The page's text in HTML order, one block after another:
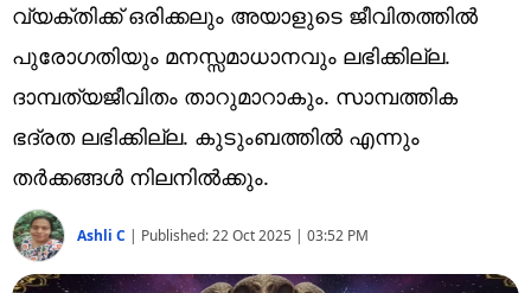
Technology
Religion
Web Story
Photo
Short Videos
വ്യക്തിക്ക് ഒരിക്കലും അയാളുടെ ജീവിതത്തിൽ
പുരോഗതിയും മനസ്സമാധാനവും ലഭിക്കില്ല.
ദാമ്പത്യജീവിതം താറുമാറാകും. സാമ്പത്തിക
ഭദ്രത ലഭിക്കില്ല. കുടുംബത്തിൽ എന്നും
തർക്കങ്ങൾ നിലനിൽക്കും.
Ashli C | Published:22 Oct 2025 | 03:52 PM